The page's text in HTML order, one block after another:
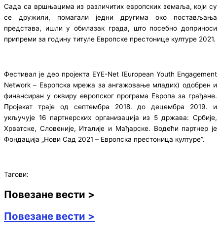
Сада са вршњацима из различитих европских земаља, који су
се дружили, помагали једни другима око постављања
представа, ишли у обилазак града, што посебно доприноси
припреми за годину титуле Европске престонице културе 2021.
Фестивал је део пројекта ЕYЕ-Net (European Youth Engagement
Network – Европска мрежа за ангажовање младих) одобрен и
финансиран у оквиру европског програма Европа за грађане.
Пројекат траје од септембра 2018. до децембра 2019. и
укључује 16 партнерских организација из 5 држава: Србије,
Хрватске, Словеније, Италије и Мађарске. Водећи партнер је
Фондација „Нови Сад 2021 – Европска престоница културе”.
Тагови:
Повезане вести >
Повезане вести >